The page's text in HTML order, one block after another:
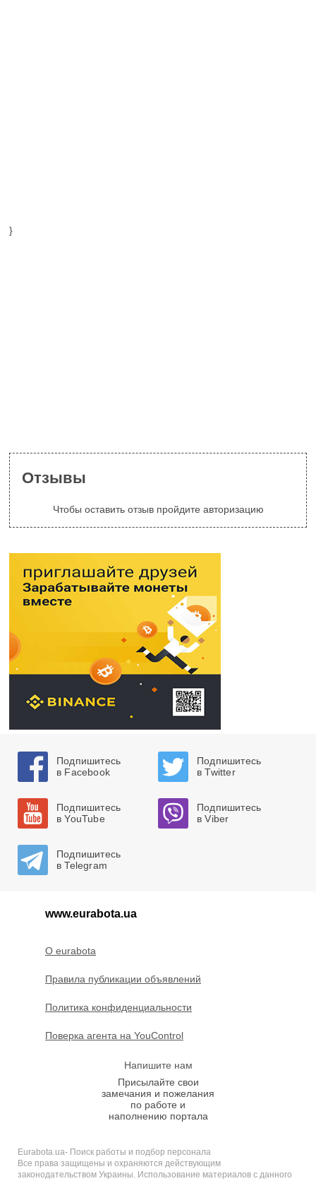
}
Отзывы
Чтобы оставить отзыв пройдите авторизацию
Подпишитесь
в Facebook
Подпишитесь
в Twitter
Подпишитесь
в YouTube
Подпишитесь
в Viber
Подпишитесь
в Telegram
www.eurabota.ua
O eurabota
Правила публикации объявлений
Политика конфиденциальности
Поверка агента на YouControl
Напишите нам
Присылайте свои
замечания и пожелания
по работе и
наполнению портала
Eurabota.ua- Поиск работы и подбор персонала
Все права защищены и охраняются действующим
законодательством Украины. Использование материалов с данного